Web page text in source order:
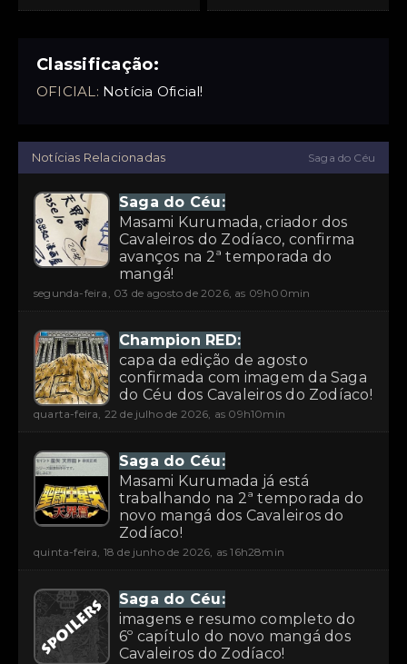
Classificação:
OFICIAL: Notícia Oficial!
Notícias Relacionadas Saga do Céu
Saga do Céu:
Masami Kurumada, criador dos
Cavaleiros do Zodíaco, confirma
avanços na 2ª temporada do
mangá!
segunda-feira, 03 de agosto de 2026, as 09h00min
Champion RED:
capa da edição de agosto
confirmada com imagem da Saga
do Céu dos Cavaleiros do Zodíaco!
quarta-feira, 22 de julho de 2026, as 09h10min
Saga do Céu:
Masami Kurumada já está
trabalhando na 2ª temporada do
novo mangá dos Cavaleiros do
Zodíaco!
quinta-feira, 18 de junho de 2026, as 16h28min
Saga do Céu:
imagens e resumo completo do
6º capítulo do novo mangá dos
Cavaleiros do Zodíaco!